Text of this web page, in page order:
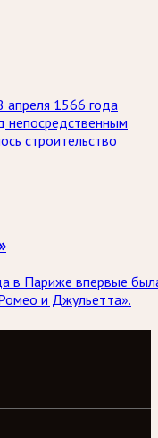
апреля 1566 года
непосредственным
строительство
в Париже впервые
и Джульетта».